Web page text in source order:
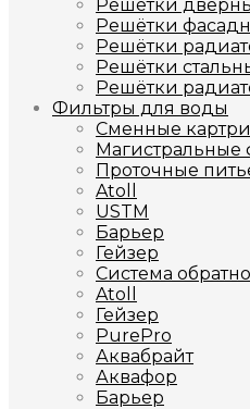
Решётки
Решётки
Решётки
Решётки
Решётки
Фильтры для воды
Сменные
Магистральные
Проточные
Atoll
USTM
Барьер
Гейзер
Система
Atoll
Гейзер
PurePro
Аквабрайт
Аквафор
Барьер